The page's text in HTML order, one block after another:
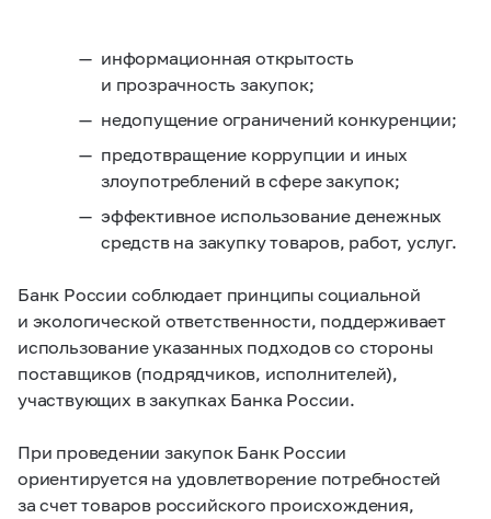
информационная открытость
и прозрачность закупок;
недопущение ограничений конкуренции;
предотвращение коррупции и иных
злоупотреблений в сфере закупок;
эффективное использование денежных
средств на закупку товаров, работ, услуг.
Банк России соблюдает принципы социальной
и экологической ответственности, поддерживает
использование указанных подходов со стороны
поставщиков (подрядчиков, исполнителей),
участвующих в закупках Банка России.
При проведении закупок Банк России
ориентируется на удовлетворение потребностей
за счет товаров российского происхождения,